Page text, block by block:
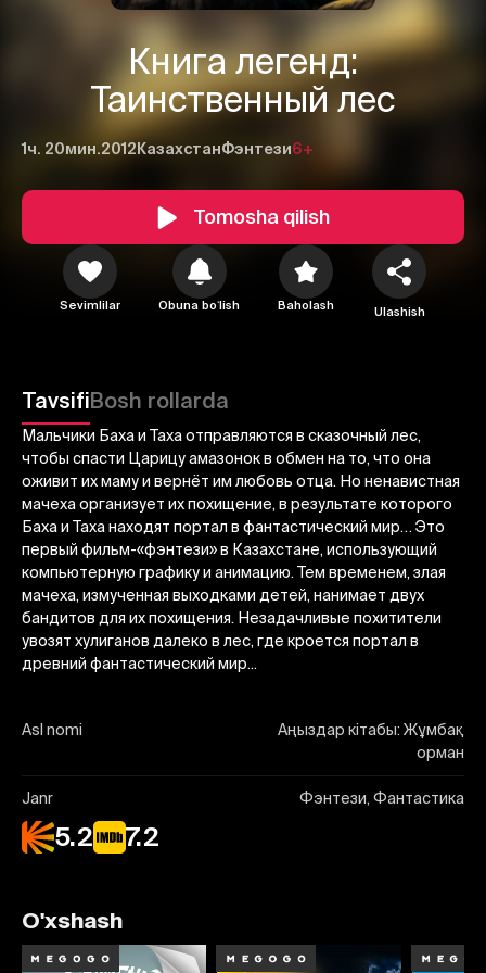
Книга легенд:
Таинственный лес
1ч. 20мин.2012 КазахстанФэнтези6+
Tomosha qilish
Sevimlilar Obuna boʻlish Baholash Ulashish
TavsifiBosh rollarda
Мальчики Баха и Таха отправляются в сказочный лес,
чтобы спасти Царицу амазонок в обмен на то, что она
оживит их маму и вернёт им любовь отца. Но ненавистная
мачеха организует их похищение, в результате которого
Баха и Таха находят портал в фантастический мир… Это
первый фильм-«фэнтези» в Казахстане, использующий
компьютерную графику и анимацию. Тем временем, злая
мачеха, измученная выходками детей, нанимает двух
бандитов для их похищения. Незадачливые похитители
увозят хулиганов далеко в лес, где кроется портал в
древний фантастический мир...
Asl nomi
Аңыздар кітабы: Жұмбақ
орман
Janr Фэнтези, Фантастика
5.2 7.2
Yuborish
O'xshash
Bekor qilish